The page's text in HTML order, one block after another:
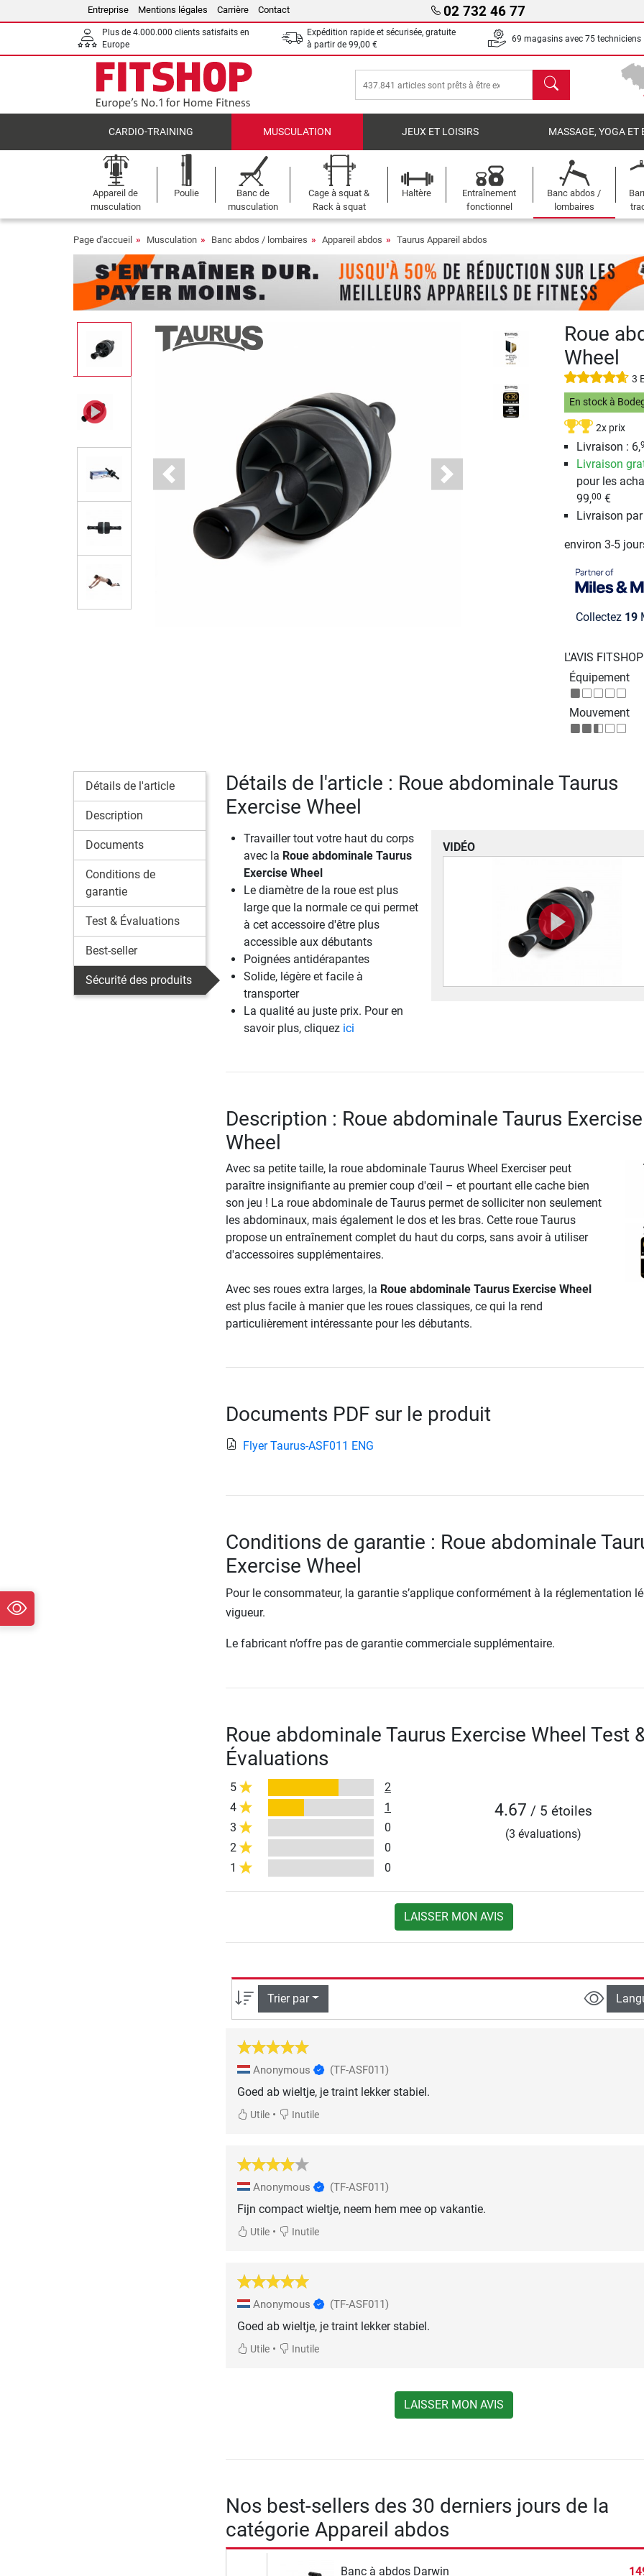
Entreprise Mentions légales Carrière Contact 02 732 46 77
Plus de 4.000.000 clients satisfaits en
Europe
Expédition rapide et sécurisée, gratuite
à partir de 99,00 €
69 magasins avec 75 techniciens
chercher
CARDIO-TRAINING MUSCULATION JEUX ET LOISIRS MASSAGE, YOGA ET
Appareil de
musculation
Poulie
Banc de
musculation
Cage à squat &
Rack à squat
Haltère
Entraînement
fonctionnel
Banc abdos /
lombaires
Page d'accueil Musculation Banc abdos / lombaires Appareil abdos Taurus Appareil abdos
Previous Next
Roue
Wheel
3
En stock à
2x prix
Livraison : 6,
Livraison
pour les
99,00 €
Livraison
environ 3-5
Collectez 19
L'AVIS
Équipement
Mouvement
Détails de l'article
Description
Documents
Conditions de
garantie
Test & Évaluations
Best-seller
Sécurité des produits
Détails de l'article : Roue abdominale Taurus
Exercise Wheel
VIDÉO
Travailler tout votre haut du corps
avec la Roue abdominale Taurus
Exercise Wheel
Le diamètre de la roue est plus
large que la normale ce qui permet
à cet accessoire d'être plus
accessible aux débutants
Poignées antidérapantes
Solide, légère et facile à
transporter
La qualité au juste prix. Pour en
savoir plus, cliquez ici
Description : Roue abdominale Taurus Exercise
Wheel
Avec sa petite taille, la roue abdominale Taurus Wheel Exerciser peut
paraître insignifiante au premier coup d'œil – et pourtant elle cache bien
son jeu ! La roue abdominale de Taurus permet de solliciter non seulement
les abdominaux, mais également le dos et les bras. Cette roue Taurus
propose un entraînement complet du haut du corps, sans avoir à utiliser
d'accessoires supplémentaires.
Avec ses roues extra larges, la Roue abdominale Taurus Exercise Wheel
est plus facile à manier que les roues classiques, ce qui la rend
particulièrement intéressante pour les débutants.
Documents PDF sur le produit
Flyer Taurus-ASF011 ENG
Conditions de garantie : Roue abdominale
Exercise Wheel
Pour le consommateur, la garantie s’applique conformément à la réglementation
vigueur.
Le fabricant n’offre pas de garantie commerciale supplémentaire.
Roue abdominale Taurus Exercise Wheel Test
Évaluations
5
2
4
1
3
0
2
0
1
0
4.67 / 5 étoiles
(3 évaluations)
LAISSER MON AVIS
Trier par
Anonymous (TF-ASF011)
Goed ab wieltje, je traint lekker stabiel.
Utile• Inutile
Anonymous (TF-ASF011)
Fijn compact wieltje, neem hem mee op vakantie.
Utile• Inutile
Anonymous (TF-ASF011)
Goed ab wieltje, je traint lekker stabiel.
Utile• Inutile
LAISSER MON AVIS
Nos best-sellers des 30 derniers jours de la
catégorie Appareil abdos
Banc à abdos Darwin